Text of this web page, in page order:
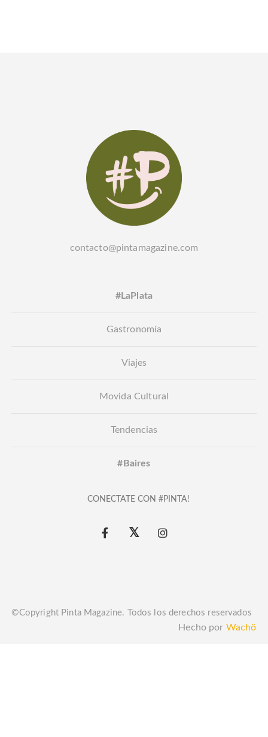
contacto@pintamagazine.com
#LaPlata
Gastronomía
Viajes
Movida Cultural
Tendencias
#Baires
CONECTATE CON #PINTA!
©Copyright Pinta Magazine. Todos los derechos reservados
Hecho por Wachö